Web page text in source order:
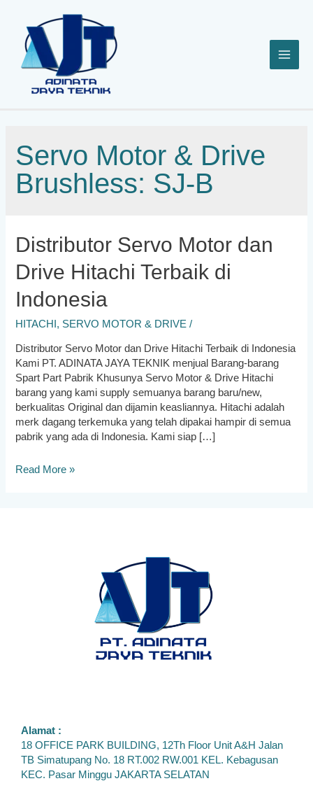
konten
Servo Motor & Drive
Brushless: SJ-B
Distributor Servo Motor dan
Drive Hitachi Terbaik di
Indonesia
HITACHI , SERVO MOTOR & DRIVE /
Distributor Servo Motor dan Drive Hitachi Terbaik di Indonesia
Kami PT. ADINATA JAYA TEKNIK menjual Barang-barang
Spart Part Pabrik Khusunya Servo Motor & Drive Hitachi
barang yang kami supply semuanya barang baru/new,
berkualitas Original dan dijamin keasliannya. Hitachi adalah
merk dagang terkemuka yang telah dipakai hampir di semua
pabrik yang ada di Indonesia. Kami siap […]
Distributor
Read More »
Alamat :
18 OFFICE PARK BUILDING, 12Th Floor Unit A&H Jalan
TB Simatupang No. 18 RT.002 RW.001 KEL. Kebagusan
KEC. Pasar Minggu JAKARTA SELATAN